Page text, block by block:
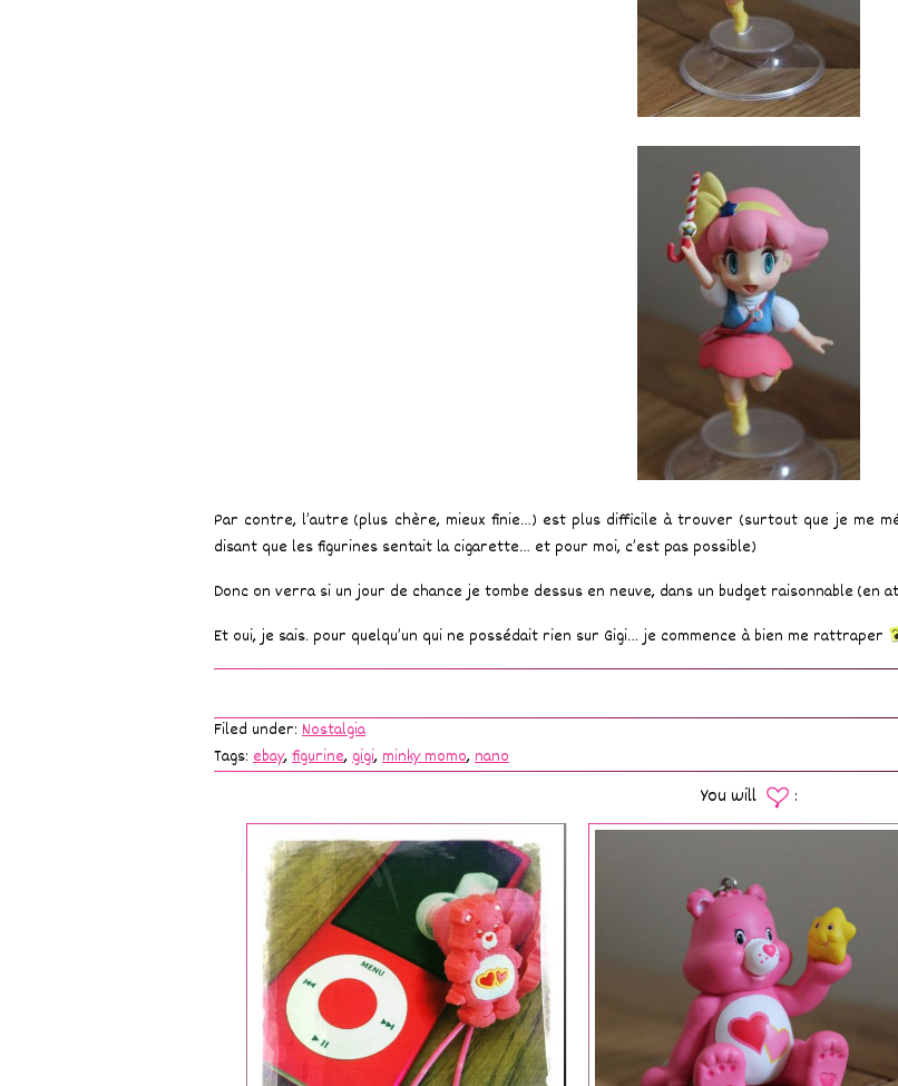
Par contre, l’autre (plus chère, mieux finie…) est plus difficile à trouver (surtout que je me
disant que les figurines sentait la cigarette… et pour moi, c’est pas possible)
Donc on verra si un jour de chance je tombe dessus en neuve, dans un budget raisonnable (en
Et oui, je sais. pour quelqu’un qui ne possédait rien sur Gigi… je commence à bien me rattraper
Filed under: Nostalgia
Tags: ebay,figurine,gigi,minky momo,nano
You will :